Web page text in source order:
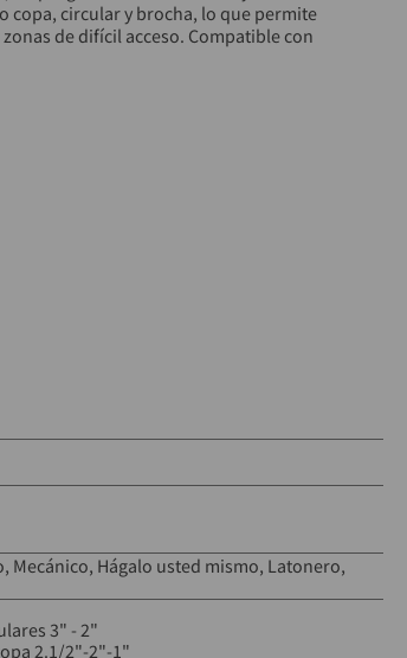
copa, circular y brocha, lo que permite
de difícil acceso. Compatible con
Mecánico Hágalo usted mismo Latonero
3" - 2"
2.1/2"-2"-1"